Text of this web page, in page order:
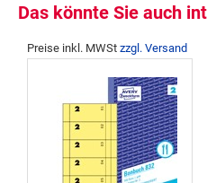
Das könnte Sie auch
Preise inkl. MWSt zzgl. Versand